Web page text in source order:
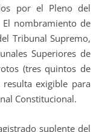
por el Pleno del
El nombramiento de
Tribunal Supremo,
Superiores de
(tres quintos de
exigible para
Constitucional.
suplente del